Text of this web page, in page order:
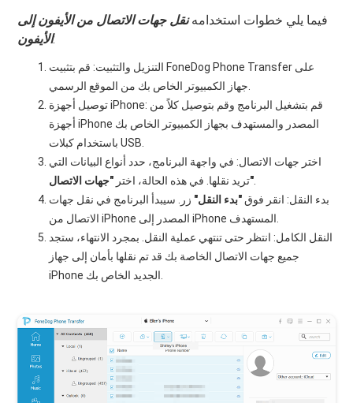
فيما يلي خطوات استخدامهنقل جهات الاتصال من الأيفون إلى
الأيفون:
التنزيل والتثبيت: قم بتثبيت FoneDog Phone Transfer على
توصيل أجهزة iPhone: قم بتشغيل البرنامج وقم بتوصيل كلاً من
أجهزة iPhone المصدر والمستهدف بجهاز الكمبيوتر الخاص بك
باستخدام كبلات USB.
اختر جهات الاتصال: في واجهة البرنامج، حدد أنواع البيانات التي
تريد نقلها. في هذه الحالة، اختر"جهات الاتصال"
بدء النقل: انقر فوق "بدء النقل" زر. سيبدأ البرنامج في نقل جهات
النقل الكامل: انتظر حتى تنتهي عملية النقل. بمجرد الانتهاء، ستجد
جميع جهات الاتصال الخاصة بك قد تم نقلها بأمان إلى جهاز